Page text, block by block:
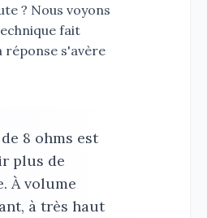
? Nous voyons
fait
réponse s'avère
8 ohms est
plus de
À volume
à très haut